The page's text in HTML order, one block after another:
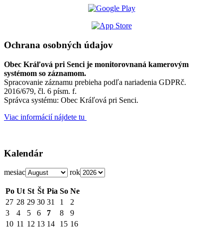
Ochrana osobných údajov
Obec Kráľová pri Senci je monitorovnaná kamerovým
systémom so záznamom.
Spracovanie záznamu prebieha podľa nariadenia GDPRč.
2016/679, čl. 6 písm. f.
Správca systému: Obec Kráľová pri Senci.
Viac informácií nájdete tu
Kalendár
mesiac rok
Po Ut St Št Pia So Ne
27 28 29 30 31 1
2
3
4 5 6 7 8
9
10 11 12 13 14 15 16